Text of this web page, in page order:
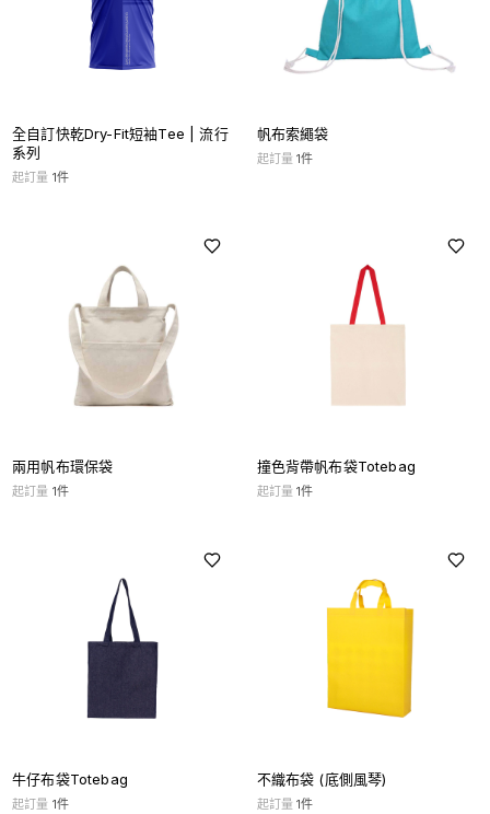
全自訂快乾Dry-Fit短袖Tee | 流行
系列
起訂量 1件
帆布索繩袋
起訂量 1件
兩用帆布環保袋
起訂量 1件
撞色背帶帆布袋Totebag
起訂量 1件
牛仔布袋Totebag
起訂量 1件
不織布袋 (底側風琴)
起訂量 1件